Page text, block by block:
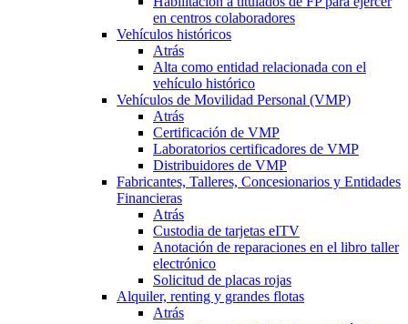
en centros colaboradores
Vehículos históricos
Atrás
Alta como entidad relacionada con el
vehículo histórico
Vehículos de Movilidad Personal (VMP)
Atrás
Certificación de VMP
Laboratorios certificadores de VMP
Distribuidores de VMP
Fabricantes, Talleres, Concesionarios y Entidades
Financieras
Atrás
Custodia de tarjetas eITV
Anotación de reparaciones en el libro taller
electrónico
Solicitud de placas rojas
Alquiler, renting y grandes flotas
Atrás